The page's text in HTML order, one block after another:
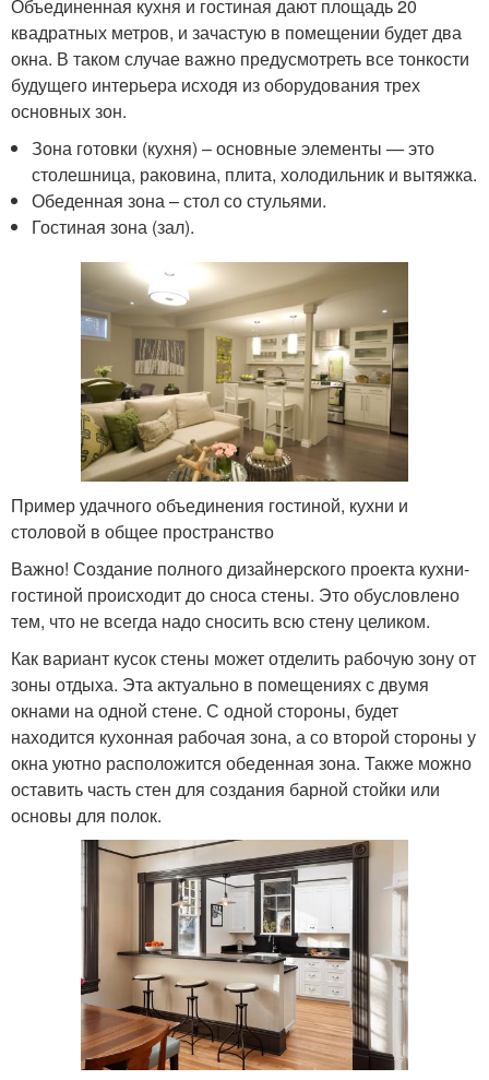
Объединенная кухня и гостиная дают площадь 20
квадратных метров, и зачастую в помещении будет два
окна. В таком случае важно предусмотреть все тонкости
будущего интерьера исходя из оборудования трех
основных зон.
Зона готовки (кухня) – основные элементы — это
столешница, раковина, плита, холодильник и вытяжка.
Обеденная зона – стол со стульями.
Гостиная зона (зал).
Пример удачного объединения гостиной, кухни и
столовой в общее пространство
Важно! Создание полного дизайнерского проекта кухни-
гостиной происходит до сноса стены. Это обусловлено
тем, что не всегда надо сносить всю стену целиком.
Как вариант кусок стены может отделить рабочую зону от
зоны отдыха. Эта актуально в помещениях с двумя
окнами на одной стене. С одной стороны, будет
находится кухонная рабочая зона, а со второй стороны у
окна уютно расположится обеденная зона. Также можно
оставить часть стен для создания барной стойки или
основы для полок.